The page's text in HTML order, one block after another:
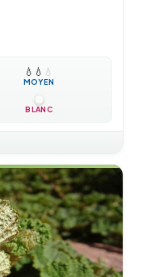
💧 💧 💧
MOYEN
BLANC